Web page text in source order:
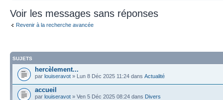
Voir les messages sans réponses
Revenir à la recherche avancée
SUJETS
hercèlement...
par louiseravot » Lun 8 Déc 2025 11:24 dans Actualité
accueil
par louiseravot » Ven 5 Déc 2025 08:24 dans Divers